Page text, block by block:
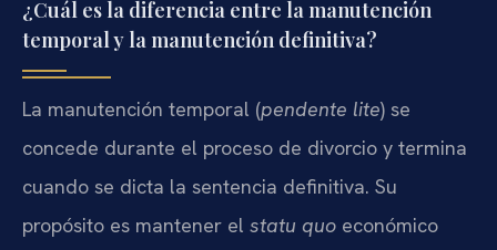
¿Cuál es la diferencia entre la manutención
temporal y la manutención definitiva?
La manutención temporal (pendente lite) se
concede durante el proceso de divorcio y termina
cuando se dicta la sentencia definitiva. Su
propósito es mantener el statu quo económico